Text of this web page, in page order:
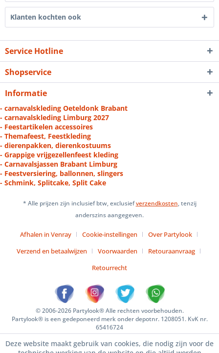
Klanten kochten ook
Service Hotline
Shopservice
Informatie
- carnavalskleding Oeteldonk Brabant
- carnavalskleding Limburg 2027
- Feestartikelen accessoires
- Themafeest, Feestkleding
- dierenpakken, dierenkostuums
- Grappige vrijgezellenfeest kleding
- Carnavalsjassen Brabant Limburg
- Feestversiering, ballonnen, slingers
- Schmink, Splitcake, Split Cake
* Alle prijzen zijn inclusief btw, exclusiefverzendkosten, tenzij
anderszins aangegeven.
Afhalen in Venray Cookie-instellingen
Over Partylook
Verzend en betaalwijzen
Voorwaarden
Retouraanvraag
Retourrecht
© 2006-2026 Partylook® Alle rechten voorbehouden.
Partylook® is een gedeponeerd merk onder depotnr. 1208051. KvK nr.
65416724
Deze website maakt gebruik van cookies, die nodig zijn voor de